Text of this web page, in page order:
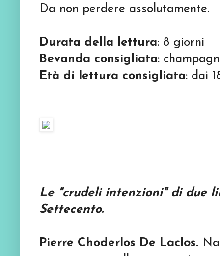
Da non perdere assolutamente.
Durata della lettura: 8 giorni
Bevanda consigliata:
Età di lettura consigliata: dai
Le "crudeli intenzioni" di due
Settecento.
Pierre Choderlos De Laclos.